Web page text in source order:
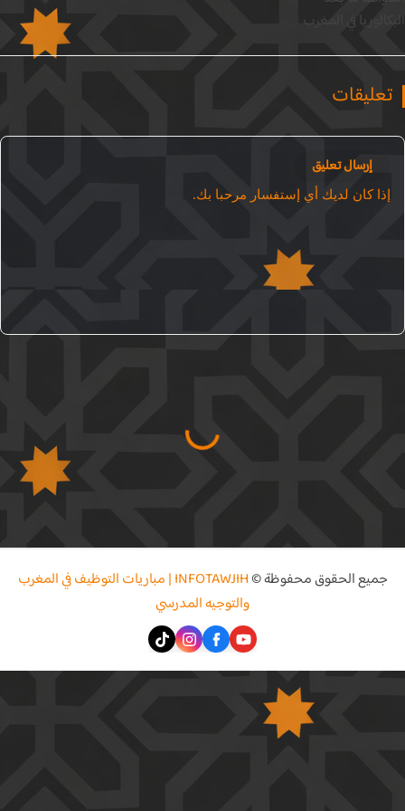
في المغرب
إرسال تعليق
كان لديك أي إستفسار مرحبا بك.
جميع الحقوق محفوظة ©
INFOTAWJIH | مباريات التوظيف في المغرب
والتوجيه المدرسي